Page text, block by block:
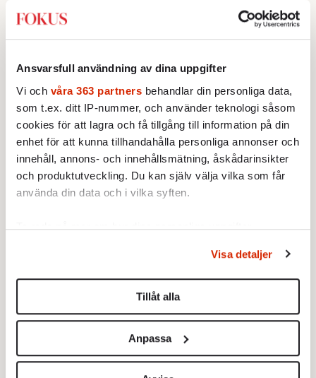
Ansvarsfull användning av dina uppgifter
Vi och våra 363 partners behandlar din personliga data,
som t.ex. ditt IP-nummer, och använder teknologi såsom
cookies för att lagra och få tillgång till information på din
enhet för att kunna tillhandahålla personliga annonser och
innehåll, annons- och innehållsmätning, åskådarinsikter
och produktutveckling. Du kan själv välja vilka som får
använda din data och i vilka syften.
Ta reda på mer om hur dina personliga uppgifter
Du kan ändra eller dra tillbaka ditt samtycke när som
helst från cookie-förklaringen.
Vi använder enhetsidentifierare för att anpassa innehållet
för sociala medier och analysera vår trafik. Vi
vidarebefordrar även sådana identifierare och annan
Visa detaljer
Tillåt alla
Anpassa
Torun Nilsson är aktuell med sina bok
Finansdramat i
folkhemmet – 50 år som förvandlade Sverige
Johnson
Med sin bokFinansdramat i folkhemmet – 50
år som förvandlade Sverige har hon kartlagt
hur den svenska finansmarknaden gick från
att vara en tungrodd koloss som knappt hade
förändrats sedan Ivar Kreuger till att bli ett
hennes man Ronald Fagerfjäll utgör de
Sveriges mest kompetenta par när det gäller